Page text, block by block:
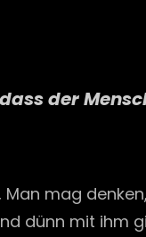
der
Man mag
dünn mit ihm